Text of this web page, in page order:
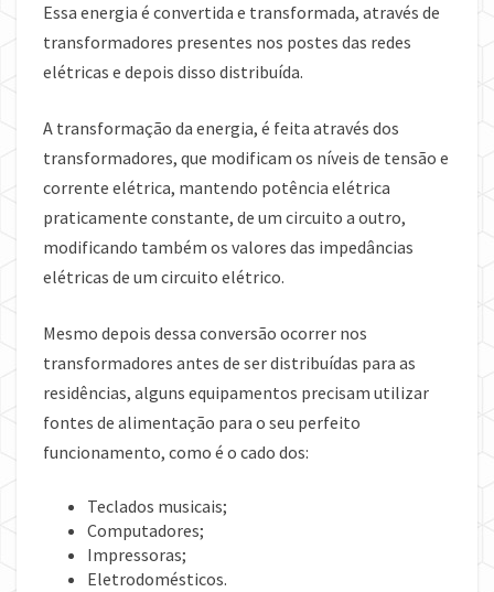
Essa energia é convertida e transformada, através de
transformadores presentes nos postes das redes
elétricas e depois disso distribuída.
A transformação da energia, é feita através dos
transformadores, que modificam os níveis de tensão e
corrente elétrica, mantendo potência elétrica
praticamente constante, de um circuito a outro,
modificando também os valores das impedâncias
elétricas de um circuito elétrico.
Mesmo depois dessa conversão ocorrer nos
transformadores antes de ser distribuídas para as
residências, alguns equipamentos precisam utilizar
fontes de alimentação para o seu perfeito
funcionamento, como é o cado dos:
Teclados musicais;
Computadores;
Impressoras;
Eletrodomésticos.